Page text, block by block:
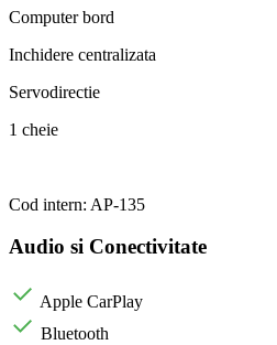
Computer bord
Inchidere centralizata
Servodirectie
1 cheie
Cod intern: AP-135
Audio si Conectivitate
Apple CarPlay
Bluetooth